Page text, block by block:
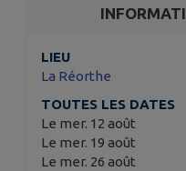
LIEU
La Réorthe
TOUTES LES DATES
Le mer. 12 août
Le mer. 19 août
Le mer. 26 août